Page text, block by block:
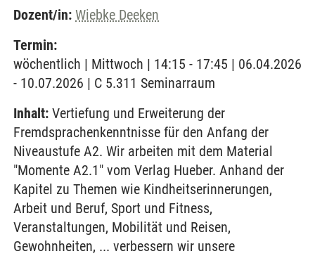
Dozent/in: Wiebke Deeken
Termin:
wöchentlich | Mittwoch | 14:15 - 17:45 | 06.04.2026
- 10.07.2026 | C 5.311 Seminarraum
Inhalt: Vertiefung und Erweiterung der
Fremdsprachenkenntnisse für den Anfang der
Niveaustufe A2. Wir arbeiten mit dem Material
"Momente A2.1" vom Verlag Hueber. Anhand der
Kapitel zu Themen wie Kindheitserinnerungen,
Arbeit und Beruf, Sport und Fitness,
Veranstaltungen, Mobilität und Reisen,
Gewohnheiten, ... verbessern wir unsere